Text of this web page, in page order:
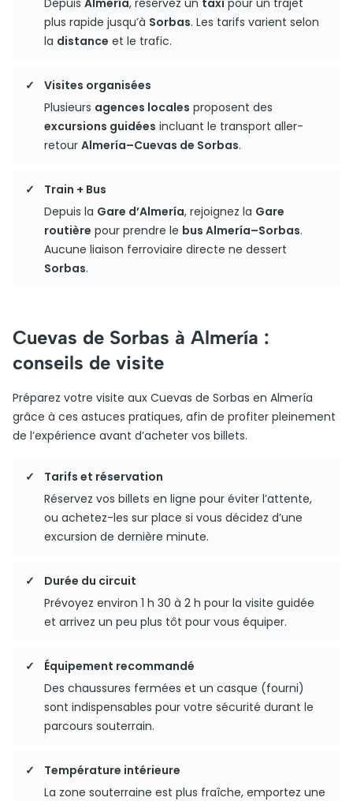
Depuis Almería, réservez un taxi pour un trajet
plus rapide jusqu’à Sorbas. Les tarifs varient selon
la distance et le trafic.
Visites organisées
Plusieurs agences locales proposent des
excursions guidées incluant le transport aller-
retour Almería–Cuevas de Sorbas.
Train + Bus
Depuis la Gare d’Almería, rejoignez la Gare
routière pour prendre le bus Almería–Sorbas.
Aucune liaison ferroviaire directe ne dessert
Sorbas.
Cuevas de Sorbas à Almería :
conseils de visite
Préparez votre visite aux Cuevas de Sorbas en Almería
grâce à ces astuces pratiques, afin de profiter pleinement
de l’expérience avant d’acheter vos billets.
Tarifs et réservation
Réservez vos billets en ligne pour éviter l’attente,
ou achetez-les sur place si vous décidez d’une
excursion de dernière minute.
Durée du circuit
Prévoyez environ 1 h 30 à 2 h pour la visite guidée
et arrivez un peu plus tôt pour vous équiper.
Équipement recommandé
Des chaussures fermées et un casque (fourni)
sont indispensables pour votre sécurité durant le
parcours souterrain.
Température intérieure
La zone souterraine est plus fraîche, emportez une